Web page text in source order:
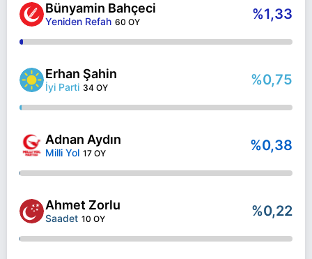
Bünyamin Bahçeci
Yeniden Refah 60 OY %1,33
Erhan Şahin
İyi Parti 34 OY %0,75
Adnan Aydın
Milli Yol 17 OY %0,38
Ahmet Zorlu
Saadet 10 OY %0,22